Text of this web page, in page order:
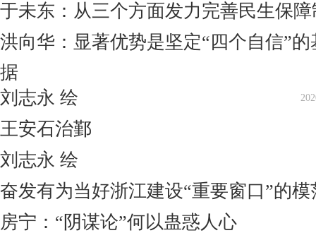
于未东：从三个方面发力完善民生保
洪向华：显著优势是坚定“四个自信”的
据
刘志永 绘
王安石治鄞
刘志永 绘
奋发有为当好浙江建设“重要窗口”的模
房宁：“阴谋论”何以蛊惑人心